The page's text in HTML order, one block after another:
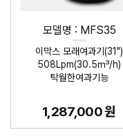
모델명 : MFS35
이막스 모래여과기(31")
508Lpm(30.5㎥/h)
탁월한여과기능
1,287,000 원